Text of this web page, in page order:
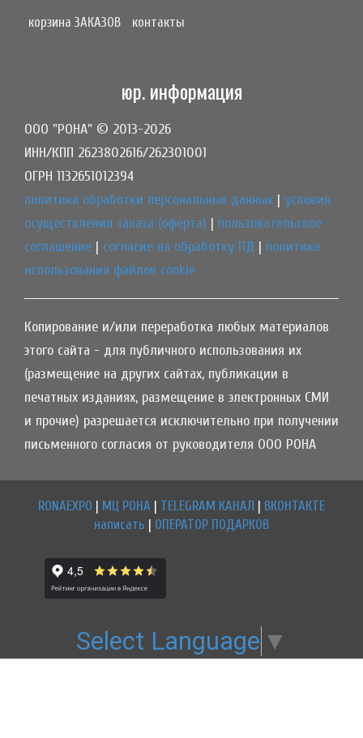
корзина ЗАКАЗОВ
контакты
юр. информация
ООО "РОНА" © 2013-2026
ИНН/КПП 2623802616/262301001
ОГРН 1132651012394
политика обработки персональных данных | условия
осуществления заказа (оферта) | пользовательское
соглашение | согласие на обработку ПД | политика
использования файлов cookie
Копирование и/или переработка любых материалов
этого сайта - для публичного использования их
(размещение на других сайтах, публикации в
печатных изданиях, размещение в электронных СМИ
и прочие) разрешается исключительно при получении
письменного согласия от руководителя ООО РОНА
RONAEXPO | МЦ РОНА | TELEGRAM КАНАЛ | ВКОНТАКТЕ
написать | ОПЕРАТОР ПОДАРКОВ
Select Language ▼